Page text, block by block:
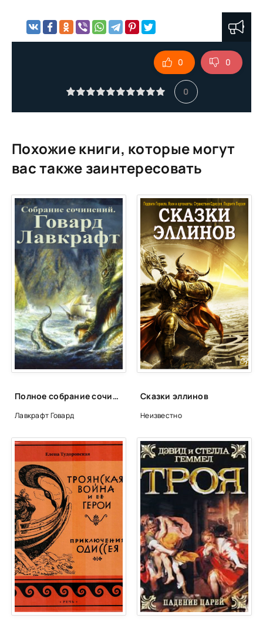
0
0 0
Похожие книги, которые могут
вас также заинтересовать
Полное собрание сочинений - Говард Лавкрафт
Лавкрафт Говард
Сказки эллинов
Неизвестно